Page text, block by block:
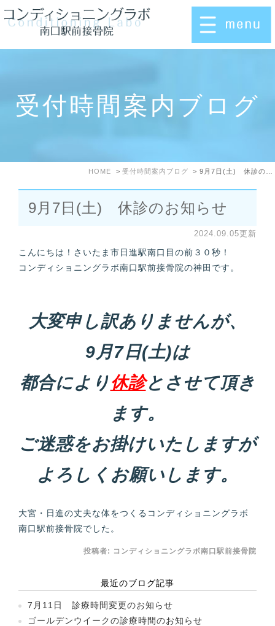
受付時間案内ブログ
HOME 受付時間案内ブログ
9月7日(土) 休診のお知らせ
2024.09.05更新
こんにちは！さいたま市日進駅南口目の前３０秒！
コンディショニングラボ南口駅前接骨院の神田です。
大変申し訳ありませんが、
9月7日(土)は
都合により休診とさせて頂き
ます。
ご迷惑をお掛けいたしますが
よろしくお願いします。
大宮・日進の丈夫な体をつくるコンディショニングラボ
南口駅前接骨院でした。
投稿者: コンディショニングラボ南口駅前接骨院
最近のブログ記事
7月11日 診療時間変更のお知らせ
ゴールデンウイークの診療時間のお知らせ